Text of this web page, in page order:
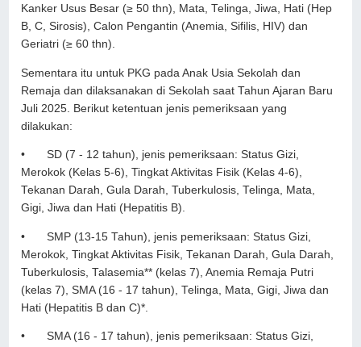
Kanker Usus Besar (≥ 50 thn), Mata, Telinga, Jiwa, Hati (Hep
B, C, Sirosis), Calon Pengantin (Anemia, Sifilis, HIV) dan
Geriatri (≥ 60 thn).
Sementara itu untuk PKG pada Anak Usia Sekolah dan
Remaja dan dilaksanakan di Sekolah saat Tahun Ajaran Baru
Juli 2025. Berikut ketentuan jenis pemeriksaan yang
dilakukan:
•
SD (7 - 12 tahun), jenis pemeriksaan: Status Gizi,
Merokok (Kelas 5-6), Tingkat Aktivitas Fisik (Kelas 4-6),
Tekanan Darah, Gula Darah, Tuberkulosis, Telinga, Mata,
Gigi, Jiwa dan Hati (Hepatitis B).
•
SMP (13-15 Tahun), jenis pemeriksaan: Status Gizi,
Merokok, Tingkat Aktivitas Fisik, Tekanan Darah, Gula Darah,
Tuberkulosis, Talasemia** (kelas 7), Anemia Remaja Putri
(kelas 7), SMA (16 - 17 tahun), Telinga, Mata, Gigi, Jiwa dan
Hati (Hepatitis B dan C)*.
•
SMA (16 - 17 tahun), jenis pemeriksaan: Status Gizi,